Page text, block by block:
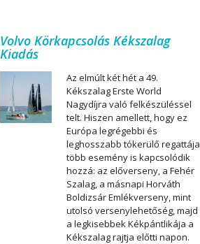
Volvo Körkapcsolás Kékszalag
Kiadás
Az elmúlt két hét a 49.
Kékszalag Erste World
Nagydíjra való felkészüléssel
telt. Hiszen amellett, hogy ez
Európa legrégebbi és
leghosszabb tókerülő regattája,
több esemény is kapcsolódik
hozzá: az előverseny, a Fehér
Szalag, a másnapi Horváth
Boldizsár Emlékverseny, mint
utolsó versenylehetőség, majd
a legkisebbek Kékpántlikája a
Kékszalag rajtja előtti napon.